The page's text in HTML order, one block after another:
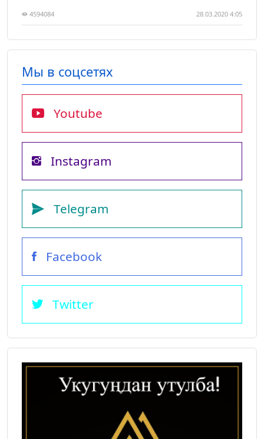
4594084 28.03.2020 4:05
Мы в соцсетях
Youtube
Instagram
Telegram
Facebook
Twitter